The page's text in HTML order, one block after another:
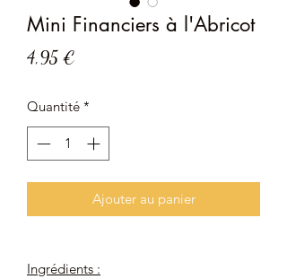
Mini Financiers à l'Abricot
4,95 €
Quantité *
Ajouter au panier
Ingrédients :